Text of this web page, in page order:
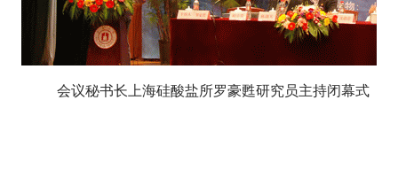
会议秘书长上海硅酸盐所罗豪甦研究员主持闭幕式